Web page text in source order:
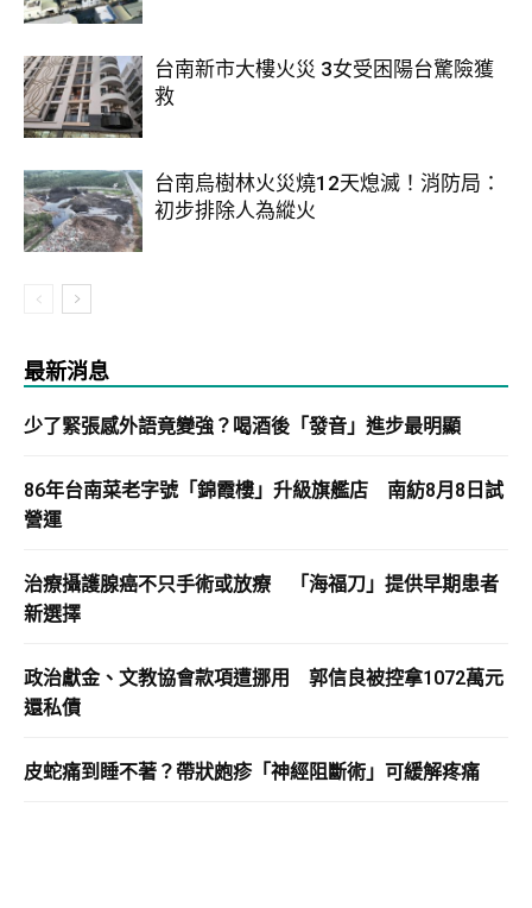
台南新市大樓火災 3女受困陽台驚險獲
救
台南烏樹林火災燒12天熄滅！消防局：
初步排除人為縱火
最新消息
少了緊張感外語竟變強？喝酒後「發音」進步最明顯
86年台南菜老字號「錦霞樓」升級旗艦店 南紡8月8日試
營運
治療攝護腺癌不只手術或放療 「海福刀」提供早期患者
新選擇
政治獻金、文教協會款項遭挪用 郭信良被控拿1072萬元
還私債
皮蛇痛到睡不著？帶狀皰疹「神經阻斷術」可緩解疼痛